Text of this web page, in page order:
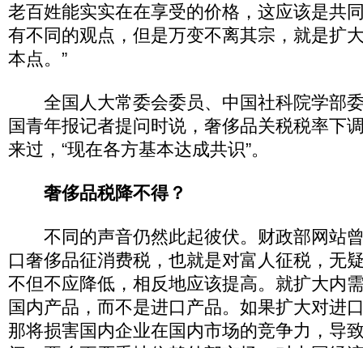
老百姓能实实在在享受的价格，这应该是共
有不同的观点，但是万变不离其宗，就是扩
本点。”
全国人大常委会委员、中国社科院学部
国青年报记者提问时说，奢侈品关税税率下
来过，“现在各方基本达成共识”。
奢侈品税降不得？
不同的声音仍然此起彼伏。财政部网站曾
口奢侈品征消费税，也就是对富人征税，无
不但不应降低，相反地应该提高。就扩大内
国内产品，而不是进口产品。如果扩大对进
那将损害国内企业在国内市场的竞争力，导